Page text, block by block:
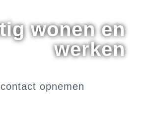
wonen en
werken
contact opnemen